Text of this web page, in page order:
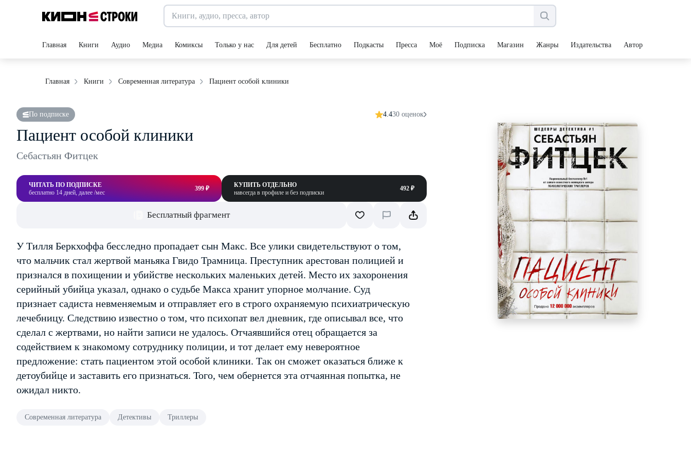
Главная Книги Аудио Медиа Комиксы Только у нас Для детей Бесплатно Подкасты Пресса Моё Подписка Магазин Жанры Издательства Авторы
Главная Книги Современная литература Пациент особой клиники
По подписке 4.430 оценок
Пациент особой клиники
Себастьян Фитцек
ЧИТАТЬ ПО ПОДПИСКЕ
бесплатно 14 дней, далее /мес
399 ₽
КУПИТЬ ОТДЕЛЬНО
навсегда в профиле и без подписки
492 ₽
Бесплатный фрагмент
У Тилля Беркхоффа бесследно пропадает сын Макс. Все улики свидетельствуют о том,
что мальчик стал жертвой маньяка Гвидо Трамница. Преступник арестован полицией и
признался в похищении и убийстве нескольких маленьких детей. Место их захоронения
серийный убийца указал, однако о судьбе Макса хранит упорное молчание. Суд
признает садиста невменяемым и отправляет его в строго охраняемую психиатрическую
лечебницу. Следствию известно о том, что психопат вел дневник, где описывал все, что
сделал с жертвами, но найти записи не удалось. Отчаявшийся отец обращается за
содействием к знакомому сотруднику полиции, и тот делает ему невероятное
предложение: стать пациентом этой особой клиники. Так он сможет оказаться ближе к
детоубийце и заставить его признаться. Того, чем обернется эта отчаянная попытка, не
ожидал никто.
Современная литература Детективы Триллеры